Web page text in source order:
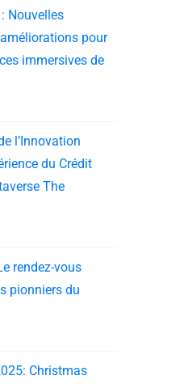
Nouvelles
pour
immersives de
l’Innovation
du Crédit
The
rendez-vous
pionniers du
Christmas